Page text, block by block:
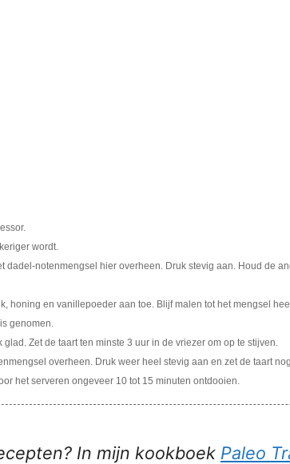
wordt.
notenmengsel hier overheen. Druk stevig aan. Houd de
honing en vanillepoeder aan toe. Blijf malen tot het mengsel
genomen.
Zet de taart ten minste 3 uur in de vriezer om op te stijven.
overheen. Druk weer heel stevig aan en zet de taart
het serveren ongeveer 10 tot 15 minuten ontdooien.
In mijn kookboek Paleo